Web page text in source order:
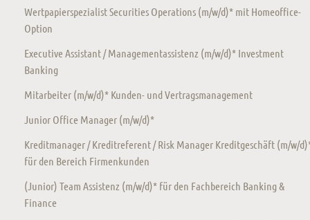
Wertpapierspezialist Securities Operations (m/w/d)* mit Homeoffice-
Option
Executive Assistant / Managementassistenz (m/w/d)* Investment
Banking
Mitarbeiter (m/w/d)* Kunden- und Vertragsmanagement
Junior Office Manager (m/w/d)*
Kreditmanager / Kreditreferent / Risk Manager Kreditgeschäft (m/w/
für den Bereich Firmenkunden
(Junior) Team Assistenz (m/w/d)* für den Fachbereich Banking &
Finance